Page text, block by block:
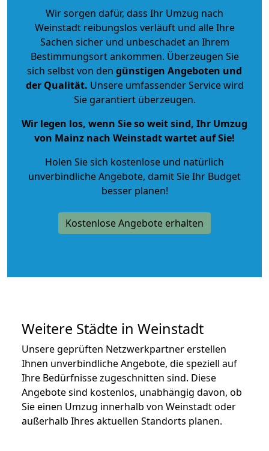
Wir sorgen dafür, dass Ihr Umzug nach
Weinstadt reibungslos verläuft und alle Ihre
Sachen sicher und unbeschadet an Ihrem
Bestimmungsort ankommen. Überzeugen Sie
sich selbst von den günstigen Angeboten und
der Qualität. Unsere umfassender Service wird
Sie garantiert überzeugen.
Wir legen los, wenn Sie so weit sind, Ihr Umzug
von Mainz nach Weinstadt wartet auf Sie!
Holen Sie sich kostenlose und natürlich
unverbindliche Angebote, damit Sie Ihr Budget
besser planen!
Kostenlose Angebote erhalten
Weitere Städte in Weinstadt
Unsere geprüften Netzwerkpartner erstellen
Ihnen unverbindliche Angebote, die speziell auf
Ihre Bedürfnisse zugeschnitten sind. Diese
Angebote sind kostenlos, unabhängig davon, ob
Sie einen Umzug innerhalb von Weinstadt oder
außerhalb Ihres aktuellen Standorts planen.